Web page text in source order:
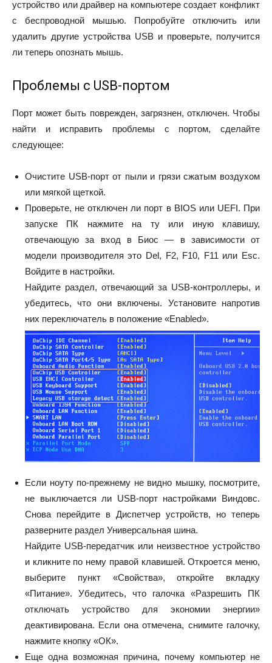
устройство или драйвер на компьютере создает конфликт
с беспроводной мышью. Попробуйте отключить или
удалить другие устройства USB и проверьте, получится
ли теперь опознать мышь.
Проблемы с USB-портом
Порт может быть поврежден, загрязнен, отключен. Чтобы
найти и исправить проблемы с портом, сделайте
следующее:
Очистите USB-порт от пыли и грязи сжатым воздухом
или мягкой щеткой.
Проверьте, не отключен ли порт в BIOS или UEFI. При
запуске ПК нажмите на ту или иную клавишу,
отвечающую за вход в Биос — в зависимости от
модели производителя это Del, F2, F10, F11 или Esc.
Войдите в настройки.
Найдите раздел, отвечающий за USB-контроллеры, и
убедитесь, что они включены. Установите напротив
них переключатель в положение «Enabled».
Если ноуту по-прежнему не видно мышку, посмотрите,
не выключается ли USB-порт настройками Виндовс.
Снова перейдите в Диспетчер устройств, но теперь
разверните раздел Универсальная шина.
Найдите USB-передатчик или неизвестное устройство
и кликните по нему правой клавишей. Откроется меню,
выберите пункт «Свойства», откройте вкладку
«Питание». Убедитесь, что галочка «Разрешить ПК
отключать устройство для экономии энергии»
деактивирована. Если она отмечена, снимите галочку,
нажмите кнопку «ОК».
Еще одна возможная причина, почему компьютер не